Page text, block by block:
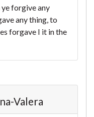
ye forgive any
any thing, to
forgave I it in the
Valera